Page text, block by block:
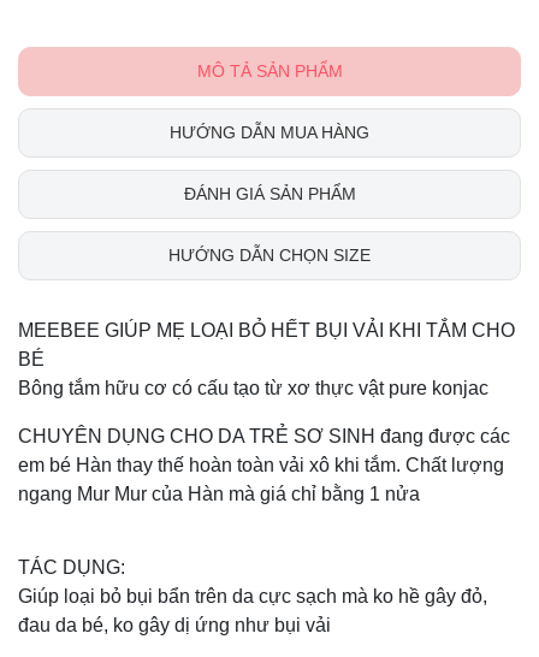
MÔ TẢ SẢN PHẨM
HƯỚNG DẪN MUA HÀNG
ĐÁNH GIÁ SẢN PHẨM
HƯỚNG DẪN CHỌN SIZE
MEEBEE GIÚP MẸ LOẠI BỎ HẾT BỤI VẢI KHI TẮM CHO
BÉ
Bông tắm hữu cơ có cấu tạo từ xơ thực vật pure konjac
CHUYÊN DỤNG CHO DA TRẺ SƠ SINH đang được các
em bé Hàn thay thế hoàn toàn vải xô khi tắm. Chất lượng
ngang Mur Mur của Hàn mà giá chỉ bằng 1 nửa
TÁC DỤNG:
Giúp loại bỏ bụi bẩn trên da cực sạch mà ko hề gây đỏ,
đau da bé, ko gây dị ứng như bụi vải